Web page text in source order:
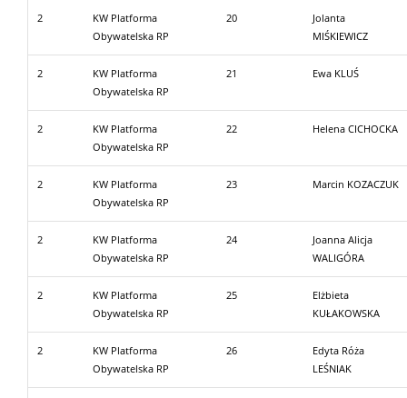
2
KW Platforma
Obywatelska RP
20
Jolanta
MIŚKIEWICZ
2
KW Platforma
Obywatelska RP
21 Ewa KLUŚ
2
KW Platforma
Obywatelska RP
22 Helena CICHOCKA
2
KW Platforma
Obywatelska RP
23 Marcin KOZACZUK
2
KW Platforma
Obywatelska RP
24
Joanna Alicja
WALIGÓRA
2
KW Platforma
Obywatelska RP
25
Elżbieta
KUŁAKOWSKA
2
KW Platforma
Obywatelska RP
26
Edyta Róża
LEŚNIAK